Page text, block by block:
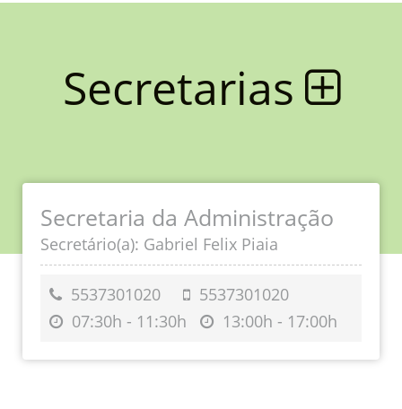
Secretarias
Secretaria da Administração
Secretário(a): Gabriel Felix Piaia
5537301020
5537301020
07:30h - 11:30h
13:00h - 17:00h